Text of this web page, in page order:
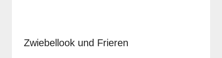
Zwiebellook und Frieren